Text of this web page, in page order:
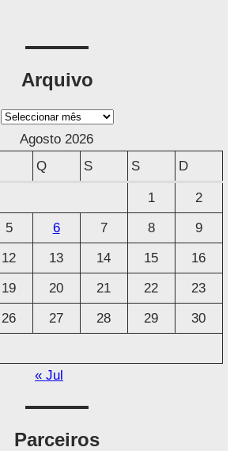
Arquivo
A
v
o
Agosto 2026
Q S S D
1
2
5 6 7 8
9
12 13 14 15
16
19 20 21 22
23
26 27 28 29
30
« Jul
Parceiros